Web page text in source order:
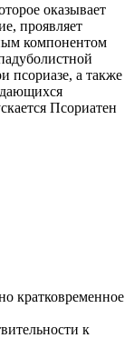
оказывает
проявляет
компонентом
псориазе, а также
Псориатен
кратковременное
к